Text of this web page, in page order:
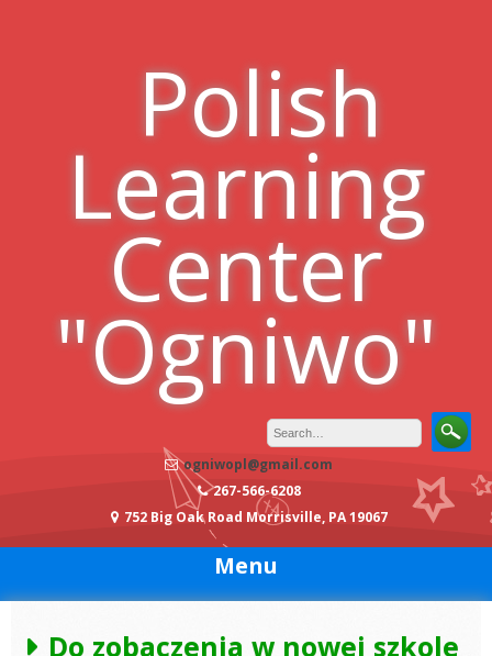
Polish
Learning
Center
"Ogniwo"
ogniwopl@gmail.com
267-566-6208
752 Big Oak Road Morrisville, PA 19067
Menu
Do zobaczenia w nowej szkole